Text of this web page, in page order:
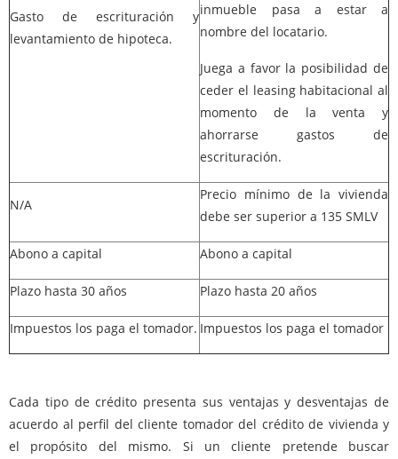
Gasto de escrituración y
levantamiento de hipoteca.
inmueble pasa a estar a
nombre del locatario.
Juega a favor la posibilidad de
ceder el leasing habitacional al
momento de la venta y
ahorrarse gastos de
escrituración.
N/A
Precio mínimo de la vivienda
debe ser superior a 135 SMLV
Abono a capital Abono a capital
Plazo hasta 30 años Plazo hasta 20 años
Impuestos los paga el tomador. Impuestos los paga el tomador
Cada tipo de crédito presenta sus ventajas y desventajas de
acuerdo al perfil del cliente tomador del crédito de vivienda y
el propósito del mismo. Si un cliente pretende buscar